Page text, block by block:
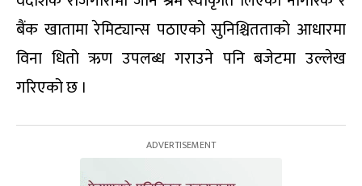
बैंक खातामा रेमिट्यान्स पठाएको सुनिश्चितताको आधारमा
विना धितो ऋण उपलब्ध गराउने पनि बजेटमा उल्लेख
गरिएको छ ।